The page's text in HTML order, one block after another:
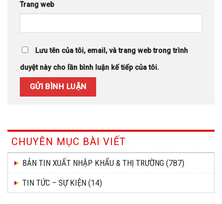
Trang web
Lưu tên của tôi, email, và trang web trong trình
duyệt này cho lần bình luận kế tiếp của tôi.
CHUYÊN MỤC BÀI VIẾT
BẢN TIN XUẤT NHẬP KHẨU & THỊ TRƯỜNG (787)
TIN TỨC – SỰ KIỆN (14)